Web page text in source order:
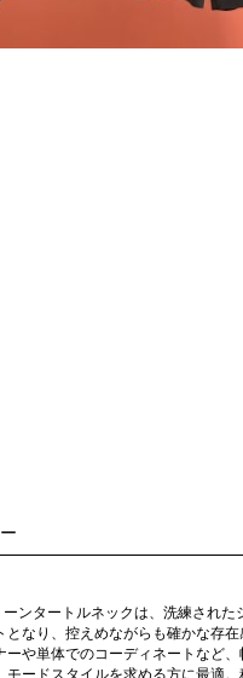
ンタートルネックは、洗練され
となり、控えめながらも確かな存
や単体でのコーディネートなど
ードスタイルを求める方に最適